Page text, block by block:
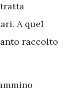
tratta
A quel
raccolto